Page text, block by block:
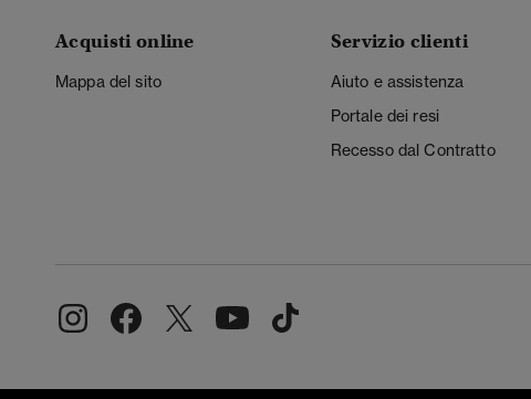
Acquisti online
Mappa del sito
Servizio clienti
Aiuto e assistenza
Portale dei resi
Recesso dal Contratto